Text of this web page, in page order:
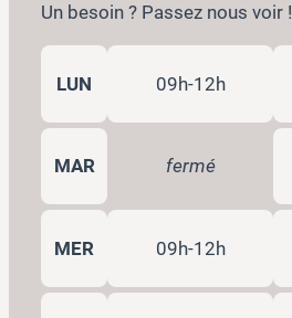
Un besoin ? Passez nous voir !
LUN 09h-12h
MAR fermé
MER 09h-12h